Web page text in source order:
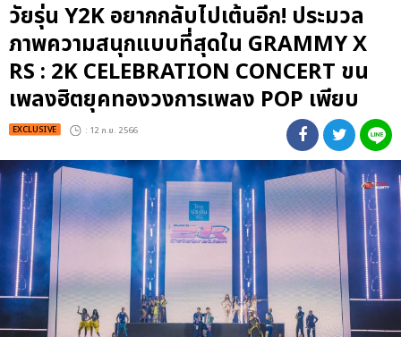
วัยรุ่น Y2K อยากกลับไปเต้นอีก! ประมวล
ภาพความสนุกแบบที่สุดใน GRAMMY X
RS : 2K CELEBRATION CONCERT ขน
เพลงฮิตยุคทองวงการเพลง POP เพียบ
EXCLUSIVE : 12 ก.ย. 2566